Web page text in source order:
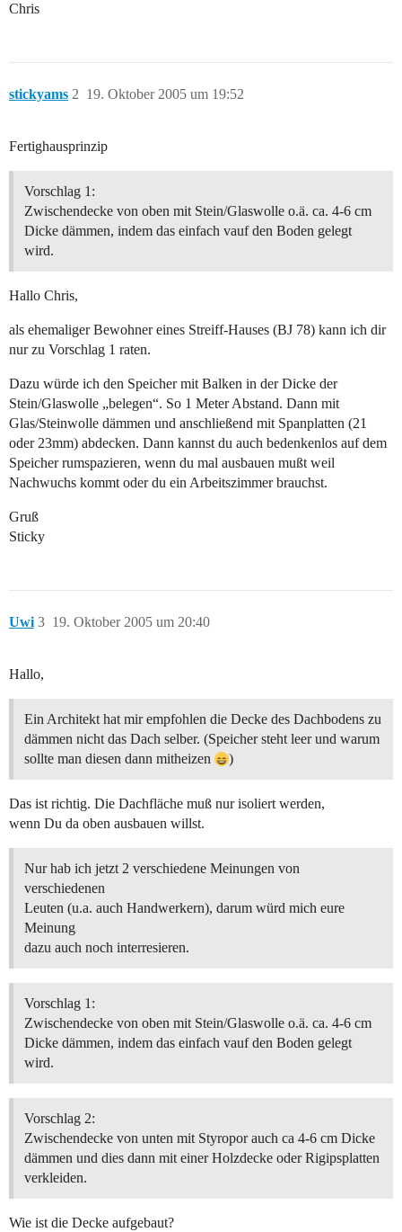
Chris
stickyams 19. Oktober 2005 um 19:52
2
Fertighausprinzip
Vorschlag 1:
Zwischendecke von oben mit Stein/Glaswolle o.ä. ca. 4-6 cm
Dicke dämmen, indem das einfach vauf den Boden gelegt
wird.
Hallo Chris,
als ehemaliger Bewohner eines Streiff-Hauses (BJ 78) kann ich dir
nur zu Vorschlag 1 raten.
Dazu würde ich den Speicher mit Balken in der Dicke der
Stein/Glaswolle „belegen“. So 1 Meter Abstand. Dann mit
Glas/Steinwolle dämmen und anschließend mit Spanplatten (21
oder 23mm) abdecken. Dann kannst du auch bedenkenlos auf dem
Speicher rumspazieren, wenn du mal ausbauen mußt weil
Nachwuchs kommt oder du ein Arbeitszimmer brauchst.
Gruß
Sticky
Uwi 19. Oktober 2005 um 20:40
3
Hallo,
Ein Architekt hat mir empfohlen die Decke des Dachbodens zu
dämmen nicht das Dach selber. (Speicher steht leer und warum
sollte man diesen dann mitheizen
)
Das ist richtig. Die Dachfläche muß nur isoliert werden,
wenn Du da oben ausbauen willst.
Nur hab ich jetzt 2 verschiedene Meinungen von
verschiedenen
Leuten (u.a. auch Handwerkern), darum würd mich eure
Meinung
dazu auch noch interresieren.
Vorschlag 1:
Zwischendecke von oben mit Stein/Glaswolle o.ä. ca. 4-6 cm
Dicke dämmen, indem das einfach vauf den Boden gelegt
wird.
Vorschlag 2:
Zwischendecke von unten mit Styropor auch ca 4-6 cm Dicke
dämmen und dies dann mit einer Holzdecke oder Rigipsplatten
verkleiden.
Wie ist die Decke aufgebaut?